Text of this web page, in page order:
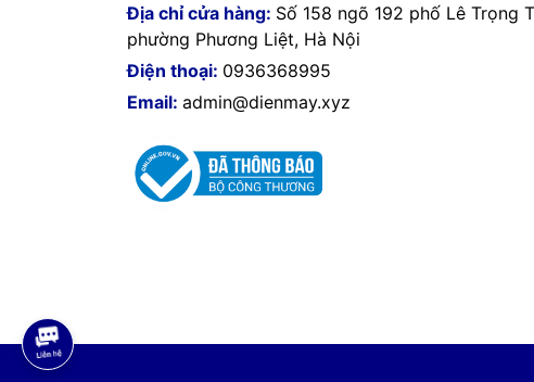
Địa chỉ cửa hàng: Số 158 ngõ 192 phố Lê Trọng
phường Phương Liệt, Hà Nội
Điện thoại: 0936368995
Email: admin@dienmay.xyz